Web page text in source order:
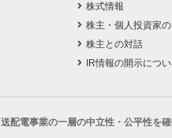
株式情報
株主・個人投資家
株主との対話
IR情報の開示につ
送配電事業の一層の中立性・公平性を確